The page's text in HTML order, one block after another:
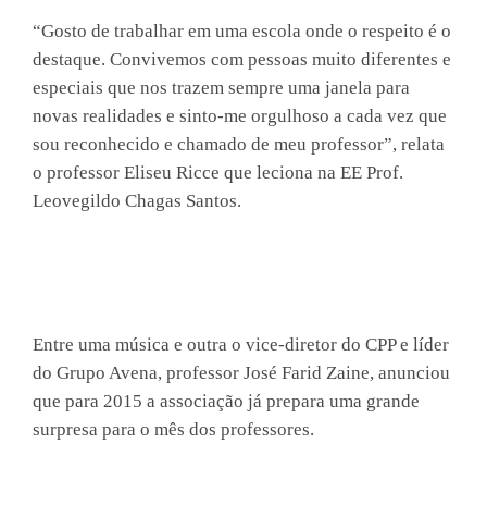
“Gosto de trabalhar em uma escola onde o respeito é o
destaque. Convivemos com pessoas muito diferentes e
especiais que nos trazem sempre uma janela para
novas realidades e sinto-me orgulhoso a cada vez que
sou reconhecido e chamado de meu professor”, relata
o professor Eliseu Ricce que leciona na EE Prof.
Leovegildo Chagas Santos.
Entre uma música e outra o vice-diretor do CPP e líder
do Grupo Avena, professor José Farid Zaine, anunciou
que para 2015 a associação já prepara uma grande
surpresa para o mês dos professores.